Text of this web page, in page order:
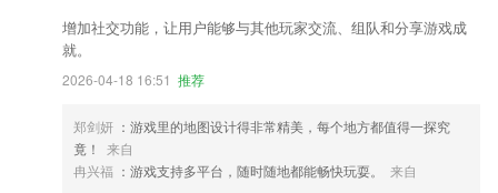
增加社交功能，让用户能够与其他玩家交流、组队和分享游戏成
就。
2026-04-18 16:51 推荐
郑剑妍 ：游戏里的地图设计得非常精美，每个地方都值得一探究
竟！
来自
冉兴福 ：游戏支持多平台，随时随地都能畅快玩耍。
来自